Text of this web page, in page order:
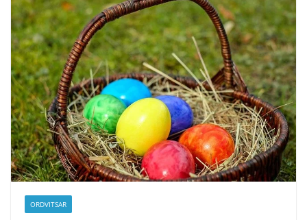
ORDVITSAR